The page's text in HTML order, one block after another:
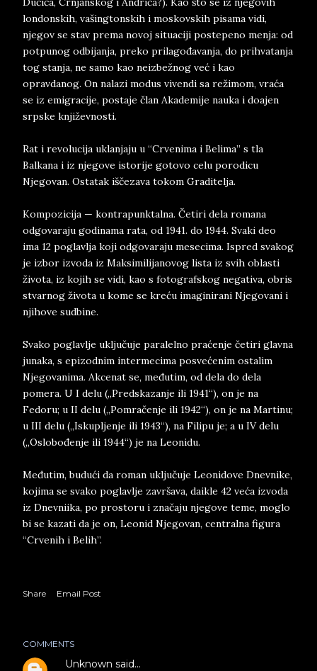
londonskih, vašingtonskih i moskovskih pisama vidi,
njegov se stav prema novoj situaciji postepeno menja: od
potpunog odbijanja, preko prilagođavanja, do prihvatanja
tog stanja, ne samo kao neizbežnog već i kao
opravdanog. On nalazi modus vivendi sa režimom, vraća
se iz emigracije, postaje član Akademije nauka i doajen
srpske književnosti.
Rat i revolucija uklanjaju u “Crvenima i Belima” s tla
Balkana i iz njegove istorije gotovo celu porodicu
Njegovan. Ostatak iščezava tokom Graditelja.
Kompozicija — kontrapunktalna. Četiri dela romana
odgovaraju godinama rata, od 1941. do 1944. Svaki deo
ima 12 poglavlja koji odgovaraju mesecima. Ispred svakog
je izbor izvoda iz Maksimilijanovog lista iz svih oblasti
života, iz kojih se vidi, kao s fotografskog negativa, obris
stvarnog života u kome se kreću imaginirani Njegovani i
njihove sudbine.
Svako poglavlje uključuje paralelno praćenje četiri glavna
junaka, s epizodnim intermecima posvećenim ostalim
Njegovanima. Akcenat se, međutim, od dela do dela
pomera. U I delu („Predskazanje ili 1941“), on je na
Fedoru; u II delu („Pomračenje ili 1942“), on je na Martinu;
u III delu („Iskupljenje ili 1943“), na Filipu je; a u IV delu
(„Oslobođenje ili 1944“) je na Leonidu.
Međutim, budući da roman uključuje Leonidove Dnevnike,
kojima se svako poglavlje završava, daikle 42 veća izvoda
iz Dnevniika, po prostoru i značaju njegove teme, moglo
bi se kazati da je on, Leonid Njegovan, centralna figura
“Crvenih i Belih”.
Share Email Post
COMMENTS
Unknown said…